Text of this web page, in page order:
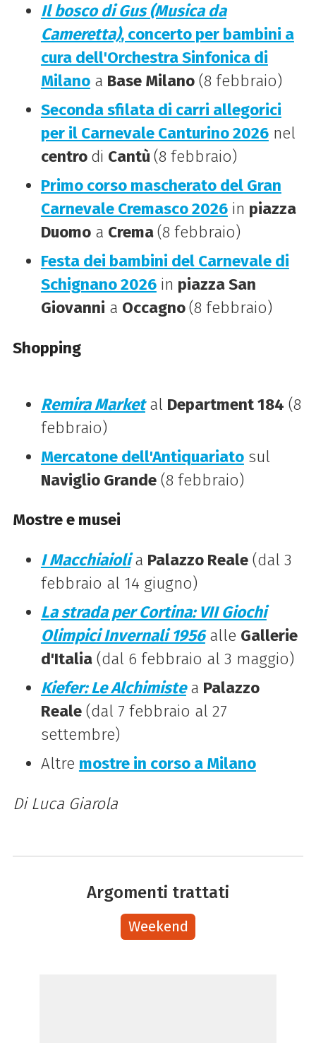
Il bosco di Gus (Musica da
Cameretta), concerto per bambini a
cura dell'Orchestra Sinfonica di
Milanoa Base Milano(8 febbraio)
Seconda sfilata di carri allegorici
per il Carnevale Canturino 2026nel
centro di Cantù (8 febbraio)
Primo corso mascherato del Gran
Carnevale Cremasco 2026in piazza
Duomoa Crema(8 febbraio)
Festa dei bambini del Carnevale di
Schignano 2026in piazza San
Giovanni a Occagno(8 febbraio)
Shopping
Remira Marketal Department 184 (8
febbraio)
Mercatone dell'Antiquariato sul
Naviglio Grande(8 febbraio)
Mostre e musei
I Macchiaiolia Palazzo Reale(dal 3
febbraio al 14 giugno)
La strada per Cortina: VII Giochi
Olimpici Invernali 1956alle Gallerie
d'Italia(dal 6 febbraio al 3 maggio)
Kiefer: Le Alchimistea Palazzo
Reale(dal 7 febbraio al 27
settembre)
Altre mostre in corso a Milano
Di Luca Giarola
Argomenti trattati
Weekend